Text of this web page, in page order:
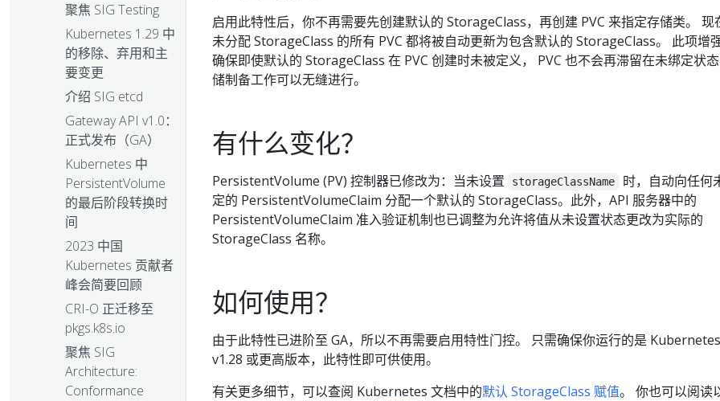
聚焦 SIG Testing
Kubernetes 1.29 中
的移除、弃用和主
要变更
介绍 SIG etcd
Gateway API v1.0：
正式发布（GA）
Kubernetes 中
PersistentVolume
的最后阶段转换时
间
2023 中国
Kubernetes 贡献者
峰会简要回顾
CRI-O 正迁移至
pkgs.k8s.io
聚焦 SIG
Architecture:
Conformance
启用此特性后，你不再需要先创建默认的 StorageClass，再创建 PVC 来指定存储类。 现
未分配 StorageClass 的所有 PVC 都将被自动更新为包含默认的 StorageClass。 此项增
确保即使默认的 StorageClass 在 PVC 创建时未被定义， PVC 也不会再滞留在未绑定状
储制备工作可以无缝进行。
有什么变化？
PersistentVolume (PV) 控制器已修改为：当未设置 storageClassName
时，自动向任何
定的 PersistentVolumeClaim 分配一个默认的 StorageClass。此外，API 服务器中的
PersistentVolumeClaim 准入验证机制也已调整为允许将值从未设置状态更改为实际的
StorageClass 名称。
如何使用？
由于此特性已进阶至 GA，所以不再需要启用特性门控。 只需确保你运行的是 Kubernetes
v1.28 或更高版本，此特性即可供使用。
有关更多细节，可以查阅 Kubernetes 文档中的默认 StorageClass 赋值。 你也可以阅读